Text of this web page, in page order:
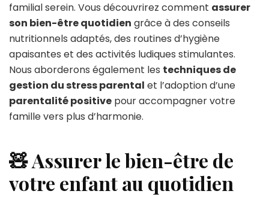
familial serein. Vous découvrirez comment assurer
son bien-être quotidien grâce à des conseils
nutritionnels adaptés, des routines d’hygiène
apaisantes et des activités ludiques stimulantes.
Nous aborderons également les techniques de
gestion du stress parental et l’adoption d’une
parentalité positive pour accompagner votre
famille vers plus d’harmonie.
🧸 Assurer le bien-être de
votre enfant au quotidien